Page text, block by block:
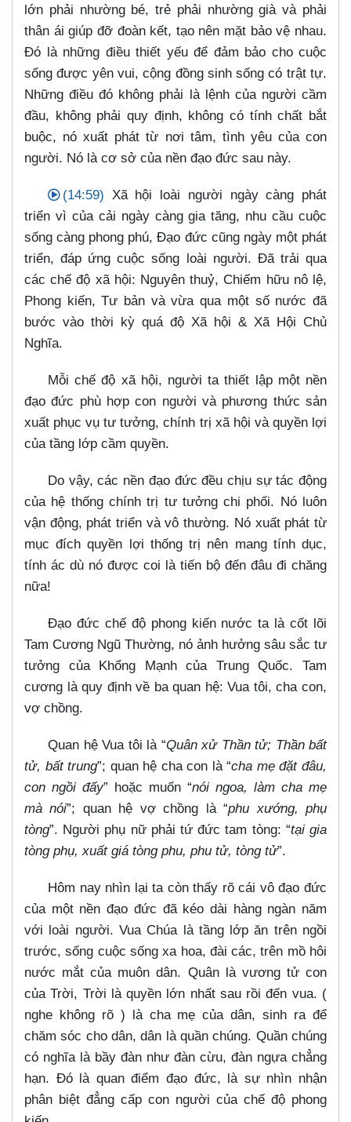
lớn phải nhường bé, trẻ phải nhường già và phải
thân ái giúp đỡ đoàn kết, tạo nên mặt bảo vệ nhau.
Đó là những điều thiết yếu để đảm bảo cho cuộc
sống được yên vui, cộng đồng sinh sống có trật tự.
Những điều đó không phải là lệnh của người cầm
đầu, không phải quy định, không có tính chất bắt
buộc, nó xuất phát từ nơi tâm, tình yêu của con
người. Nó là cơ sở của nền đạo đức sau này.
(14:59) Xã hội loài người ngày càng phát
triển vì của cải ngày càng gia tăng, nhu cầu cuộc
sống càng phong phú, Đạo đức cũng ngày một phát
triển, đáp ứng cuộc sống loài người. Đã trải qua
các chế độ xã hội: Nguyên thuỷ, Chiếm hữu nô lệ,
Phong kiến, Tư bản và vừa qua một số nước đã
bước vào thời kỳ quá độ Xã hội & Xã Hội Chủ
Nghĩa.
Mỗi chế độ xã hội, người ta thiết lập một nền
đạo đức phù hợp con người và phương thức sản
xuất phục vụ tư tưởng, chính trị xã hội và quyền lợi
của tầng lớp cầm quyền.
Do vậy, các nền đạo đức đều chịu sự tác động
của hệ thống chính trị tư tưởng chi phối. Nó luôn
vận động, phát triển và vô thường. Nó xuất phát từ
mục đích quyền lợi thống trị nên mang tính dục,
tính ác dù nó được coi là tiến bộ đến đâu đi chăng
nữa!
Đạo đức chế độ phong kiến nước ta là cốt lõi
Tam Cương Ngũ Thường, nó ảnh hưởng sâu sắc tư
tưởng của Khổng Mạnh của Trung Quốc. Tam
cương là quy định về ba quan hệ: Vua tôi, cha con,
vợ chồng.
Quan hệ Vua tôi là “Quân xử Thần tử; Thần bất
tử, bất trung”; quan hệ cha con là “cha mẹ đặt đâu,
con ngồi đấy” hoặc muốn “nói ngoa, làm cha mẹ
mà nói”; quan hệ vợ chồng là “phu xướng, phụ
tòng”. Người phụ nữ phải tứ đức tam tòng: “tại gia
tòng phụ, xuất giá tòng phu, phu tử, tòng tử”.
Hôm nay nhìn lại ta còn thấy rõ cái vô đạo đức
của một nền đạo đức đã kéo dài hàng ngàn năm
với loài người. Vua Chúa là tầng lớp ăn trên ngồi
trước, sống cuộc sống xa hoa, đài các, trên mồ hôi
nước mắt của muôn dân. Quân là vương tử con
của Trời, Trời là quyền lớn nhất sau rồi đến vua. (
nghe không rõ ) là cha mẹ của dân, sinh ra để
chăm sóc cho dân, dân là quần chúng. Quần chúng
có nghĩa là bầy đàn như đàn cừu, đàn ngựa chẳng
hạn. Đó là quan điểm đạo đức, là sự nhìn nhận
phân biệt đẳng cấp con người của chế độ phong